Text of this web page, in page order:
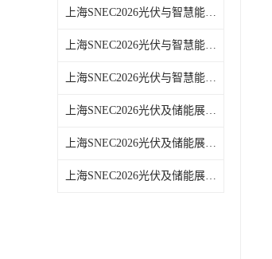
上海SNEC2026光伏与智慧能源展报名热线
上海SNEC2026光伏与智慧能源展报名
上海SNEC2026光伏与智慧能源展
上海SNEC2026光伏及储能展哪家好
上海SNEC2026光伏及储能展报名热线
上海SNEC2026光伏及储能展报名